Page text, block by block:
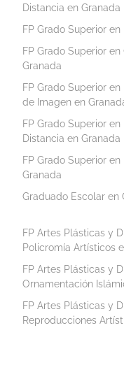
Distancia en Granada
FP Grado Superior
FP Grado Superior
Granada
FP Grado Superior
de Imagen en
FP Grado Superior
Distancia en Granada
FP Grado Superior
Granada
Graduado Escolar en
FP Artes Plásticas y
Policromía Artísticos
FP Artes Plásticas y
Ornamentación
FP Artes Plásticas y
Reproducciones